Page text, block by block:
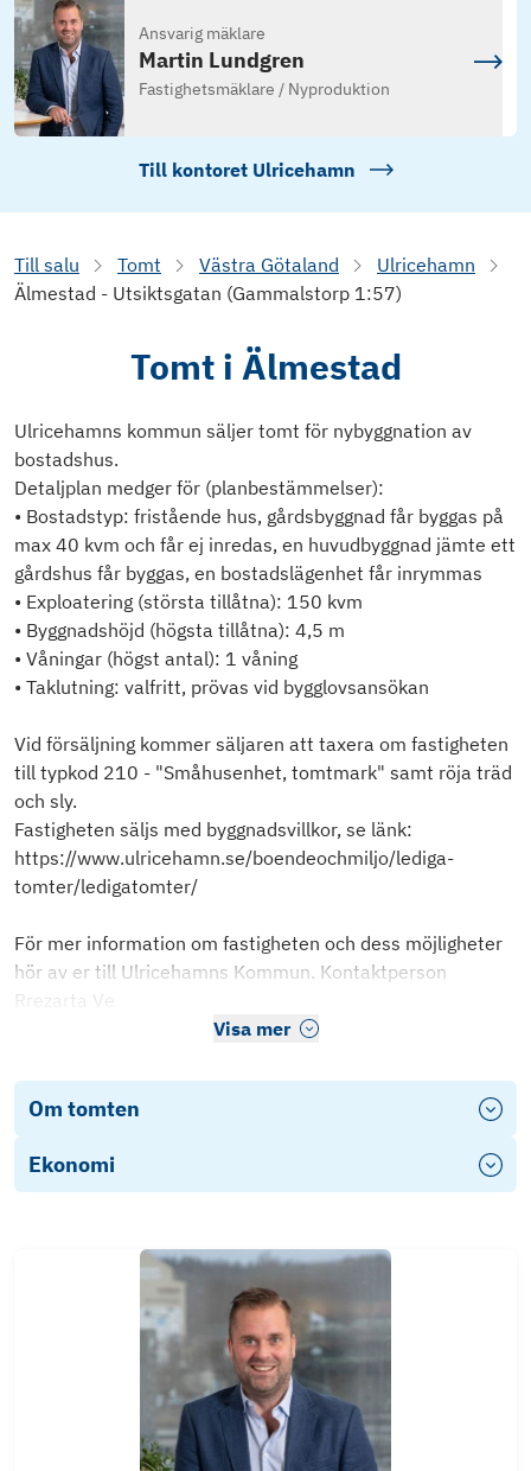
Ansvarig mäklare
Martin Lundgren
Fastighetsmäklare / Nyproduktion
Till kontoret Ulricehamn
Till salu Tomt Västra Götaland
Ulricehamn
Älmestad - Utsiktsgatan (Gammalstorp 1:57)
Tomt i Älmestad
Ulricehamns kommun säljer tomt för nybyggnation av
bostadshus.
Detaljplan medger för (planbestämmelser):
• Bostadstyp: fristående hus, gårdsbyggnad får byggas på
max 40 kvm och får ej inredas, en huvudbyggnad jämte ett
gårdshus får byggas, en bostadslägenhet får inrymmas
• Exploatering (största tillåtna): 150 kvm
• Byggnadshöjd (högsta tillåtna): 4,5 m
• Våningar (högst antal): 1 våning
• Taklutning: valfritt, prövas vid bygglovsansökan
Vid försäljning kommer säljaren att taxera om fastigheten
till typkod 210 - "Småhusenhet, tomtmark" samt röja träd
och sly.
Fastigheten säljs med byggnadsvillkor, se länk:
https://www.ulricehamn.se/boendeochmiljo/lediga-
tomter/ledigatomter/
För mer information om fastigheten och dess möjligheter
hör av er till Ulricehamns Kommun. Kontaktperson
Rrezarta Ve
Visa mer
Om tomten
Ekonomi